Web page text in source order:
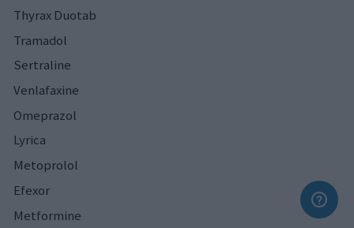
Thyrax Duotab
Tramadol
Sertraline
Venlafaxine
Omeprazol
Lyrica
Metoprolol
Efexor
Metformine